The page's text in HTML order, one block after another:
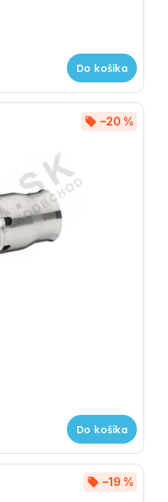
Do košíka
–20 %
Do košíka
–19 %